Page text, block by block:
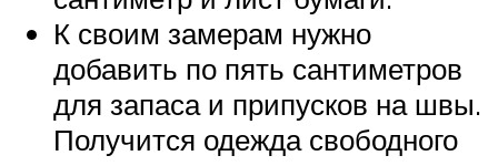
К своим замерам нужно
добавить по пять сантиметров
для запаса и припусков на швы.
Получится одежда свободного